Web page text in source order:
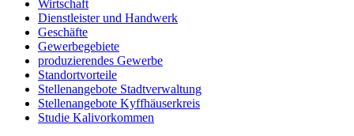
Wirtschaft
Dienstleister und Handwerk
Geschäfte
Gewerbegebiete
produzierendes Gewerbe
Standortvorteile
Stellenangebote Stadtverwaltung
Stellenangebote Kyffhäuserkreis
Studie Kalivorkommen